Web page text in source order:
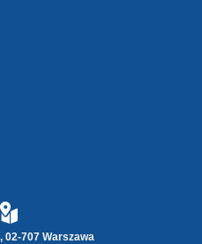
02-707 Warszawa